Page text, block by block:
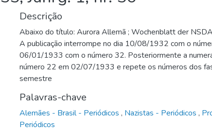
Descrição
Abaixo do título: Aurora Allemã ; Wochenblatt der
A publicação interrompe no dia 10/08/1932 com o
06/01/1933 com o número 32. Posteriormente a
número 22 em 02/07/1933 e repete os números dos
semestre
Palavras-chave
Alemães - Brasil - Periódicos , Nazistas - Periódicos ,
Periódicos